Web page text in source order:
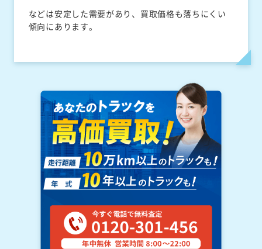
などは安定した需要があり、買取価格も落ちにくい
傾向にあります。